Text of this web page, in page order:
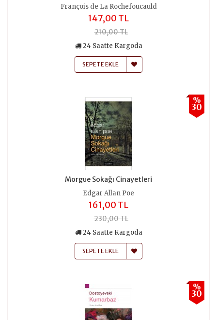
François de La Rochefoucauld
147,00 TL
210,00 TL
24 Saatte Kargoda
SEPETE EKLE
%
30
Morgue Sokağı Cinayetleri
Edgar Allan Poe
161,00 TL
230,00 TL
24 Saatte Kargoda
SEPETE EKLE
%
30